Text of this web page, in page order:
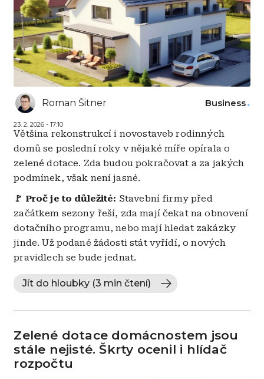
Roman Šitner
23. 2. 2026 - 17:10
Business
Většina rekonstrukcí i novostaveb rodinných
domů se poslední roky v nějaké míře opírala o
zelené dotace. Zda budou pokračovat a za jakých
podmínek, však není jasné.
🚩 Proč je to důležité: Stavební firmy před
začátkem sezony řeší, zda mají čekat na obnovení
dotačního programu, nebo mají hledat zakázky
jinde. Už podané žádosti stát vyřídí, o nových
pravidlech se bude jednat.
Jít do hloubky (3 min čtení)
Zelené dotace domácnostem jsou
stále nejisté. Škrty ocenil i hlídač
rozpočtu